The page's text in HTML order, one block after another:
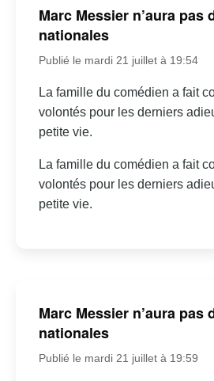
Marc Messier n’aura pas
nationales
Publié le mardi 21 juillet à 19:54
La famille du comédien a fait
volontés pour les derniers
petite vie.
La famille du comédien a fait
volontés pour les derniers
petite vie.
Marc Messier n’aura pas
nationales
Publié le mardi 21 juillet à 19:59